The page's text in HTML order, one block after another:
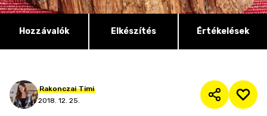
Hozzávalók Elkészítés Értékelések
Rakonczai Timi
2018. 12. 25.